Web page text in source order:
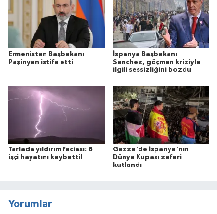
Ermenistan Başbakanı
Paşinyan istifa etti
İspanya Başbakanı
Sanchez, göçmen kriziyle
ilgili sessizliğini bozdu
Tarlada yıldırım faciası: 6
işçi hayatını kaybetti!
Gazze'de İspanya'nın
Dünya Kupası zaferi
kutlandı
Yorumlar